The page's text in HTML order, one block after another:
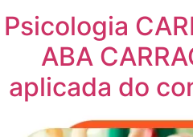
Psicologia
ABA
aplicada do